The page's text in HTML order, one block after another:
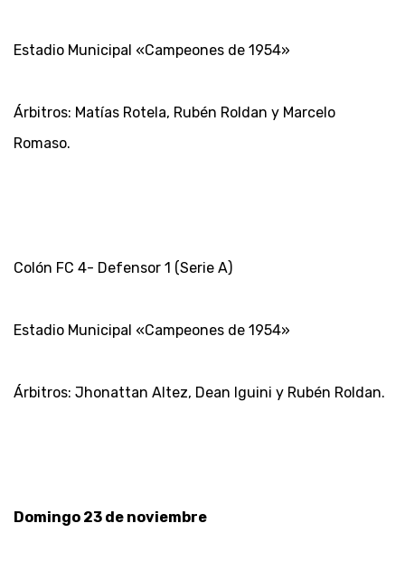
Estadio Municipal «Campeones de 1954»
Árbitros: Matías Rotela, Rubén Roldan y Marcelo
Romaso.
Colón FC 4- Defensor 1 (Serie A)
Estadio Municipal «Campeones de 1954»
Árbitros: Jhonattan Altez, Dean Iguini y Rubén Roldan.
Domingo 23 de noviembre